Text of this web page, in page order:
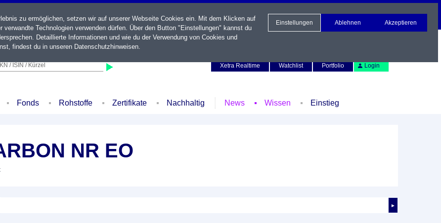
/ ISIN / Kürzel
Xetra Realtime
Watchlist Portfolio Login
Fonds Rohstoffe Zertifikate Nachhaltig News Wissen Einstieg
NR EO
►
zu ermöglichen, setzen wir auf unserer Webseite Cookies ein. Mit dem Klicken auf
Technologien verwenden dürfen. Über den Button "Einstellungen" kannst du
Detaillierte Informationen und wie du der Verwendung von Cookies und
findest du in unseren Datenschutzhinweisen.
Einstellungen Ablehnen Akzeptieren